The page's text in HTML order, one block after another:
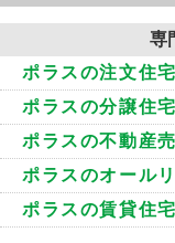
専
ポラスの注文住
ポラスの分譲住
ポラスの不動産
ポラスのオール
ポラスの賃貸住